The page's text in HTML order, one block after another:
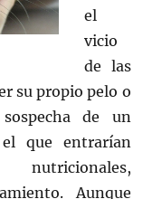
el
vicio
de las
su propio pelo o
de un
que entrarían
nutricionales,
Aunque